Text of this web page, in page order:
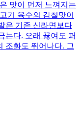
맛이 먼저 느껴지는
기 육수의 감칠맛이
은 기존 신라면보다
는다. 오래 끓여도 퍼
조화도 뛰어나다. 그